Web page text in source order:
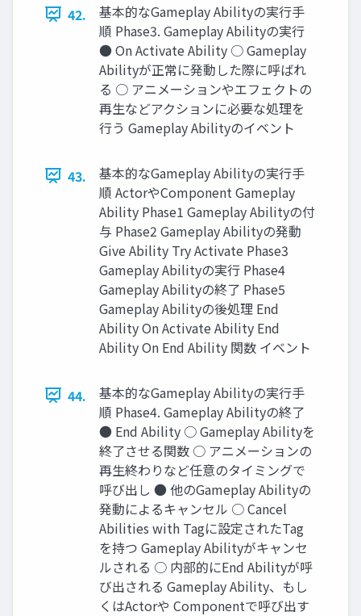
42.
基本的なGameplay Abilityの実行手
順 Phase3. Gameplay Abilityの実行
● On Activate Ability ○ Gameplay
Abilityが正常に発動した際に呼ばれ
る ○ アニメーションやエフェクトの
再生などアクションに必要な処理を
行う Gameplay Abilityのイベント
43.
基本的なGameplay Abilityの実行手
順 ActorやComponent Gameplay
Ability Phase1 Gameplay Abilityの付
与 Phase2 Gameplay Abilityの発動
Give Ability Try Activate Phase3
Gameplay Abilityの実行 Phase4
Gameplay Abilityの終了 Phase5
Gameplay Abilityの後処理 End
Ability On Activate Ability End
Ability On End Ability 関数 イベント
44.
基本的なGameplay Abilityの実行手
順 Phase4. Gameplay Abilityの終了
● End Ability ○ Gameplay Abilityを
終了させる関数 ○ アニメーションの
再生終わりなど任意のタイミングで
呼び出し ● 他のGameplay Abilityの
発動によるキャンセル ○ Cancel
Abilities with Tagに設定されたTag
を持つ Gameplay Abilityがキャンセ
ルされる ○ 内部的にEnd Abilityが呼
び出される Gameplay Ability、もし
くはActorや Componentで呼び出す